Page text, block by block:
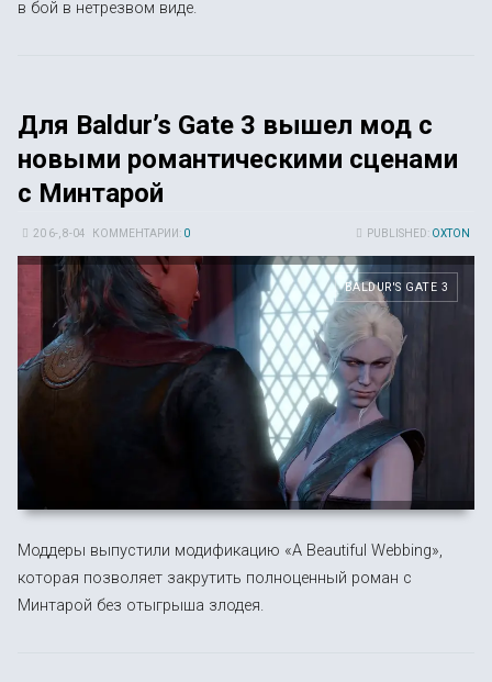
в бой в нетрезвом виде.
Для Baldur’s Gate 3 вышел мод с
новыми романтическими сценами
с Минтарой
PUBLISHED: OXTON
20 6-, 8-04 КОММЕНТАРИИ: 0
BALDUR'S GATE 3
Моддеры выпустили модификацию «A Beautiful Webbing»,
которая позволяет закрутить полноценный роман с
Минтарой без отыгрыша злодея.